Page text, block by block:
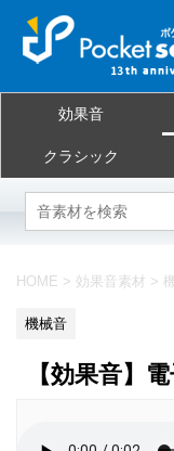
効果音
クラシック
HOME > 効果音素材 >
機械音
【効果音】